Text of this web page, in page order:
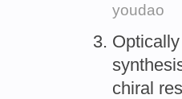
youdao
chiral